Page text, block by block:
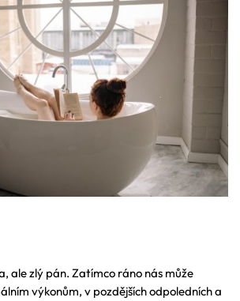
ale zlý pán. Zatímco ráno nás může
výkonům, v pozdějších odpoledních a